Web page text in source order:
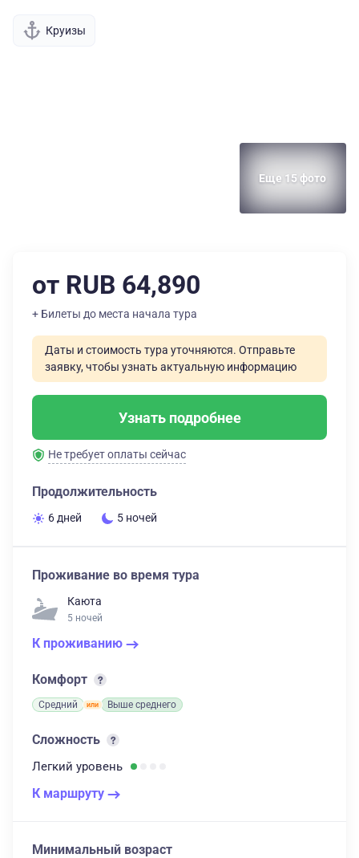
Круизы
Еще 15 фото
от RUB 64,890
+ Билеты до места начала тура
Даты и стоимость тура уточняются. Отправьте
заявку, чтобы узнать актуальную информацию
Узнать подробнее
Не требует оплаты сейчас
Продолжительность
6 дней 5 ночей
Проживание во время тура
Каюта
5 ночей
К проживанию
Комфорт
Средний Выше среднего
Сложность
Легкий уровень
К маршруту
Минимальный возраст